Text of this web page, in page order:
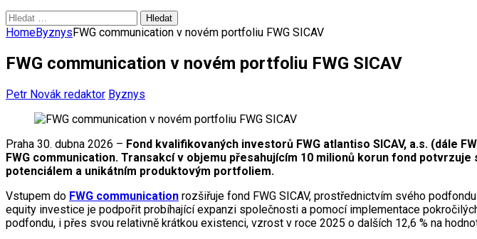
Vyhledávání
HomeByznysFWG communication v novém portfoliu FWG SICAV
FWG communication v novém portfoliu FWG SICAV
Petr Novák redaktor Byznys
Praha 30. dubna 2026 – Fond kvalifikovaných investorů FWG atlantiso SICAV, a.s. (dále
FWG communication. Transakcí v objemu přesahujícím 10 milionů korun fond
potenciálem a unikátním produktovým portfoliem.
Vstupem do FWG communication rozšiřuje fond FWG SICAV, prostřednictvím svého
equity investice je podpořit probíhající expanzi společnosti a pomocí implementace
podfondu, i přes svou relativně krátkou existenci, vzrost v roce 2025 o dalších 12,6 % na